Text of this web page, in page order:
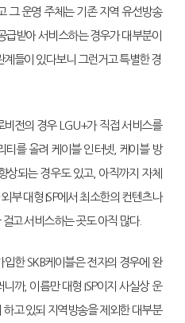
그 운영 주체는 기존 지역 유선방송
급받아 서비스하는 경우가 대부분이
들이 있다보니 그런거고 특별한 경
전의 경우 LGU+가 직접 서비스를
티를 올려 케이블 인터넷, 케이블 방
상되는 경우도 있고, 아직까지 자체
부 대형 ISP에서 최소한의 컨텐츠나
고 서비스하는 곳도 아직 많다.
한 SKB케이블은 전자의 경우에 완
까, 이름만 대형 ISP이지 사실상 운
고 있되 지역방송을 제외한 대부분